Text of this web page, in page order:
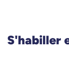
S'habiller